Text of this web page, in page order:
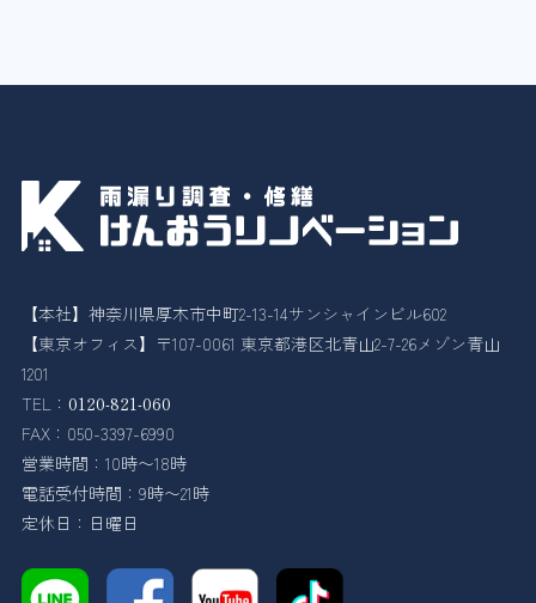
【本社】神奈川県厚木市中町2-13-14サンシャインビル602
【東京オフィス】〒107-0061 東京都港区北青山2-7-26メゾン青山
1201
TEL： 0120-821-060
FAX：050-3397-6990
営業時間：10時〜18時
電話受付時間：9時〜21時
定休日：日曜日